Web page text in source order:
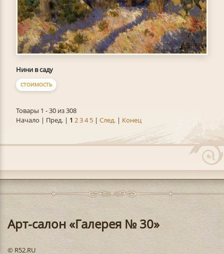
Нини в саду
СТОИМОСТЬ
Товары 1 - 30 из 308
Начало | Пред. | 1 234 5 | След. | Конец
Арт-салон «Галерея № 30»
© R52.RU